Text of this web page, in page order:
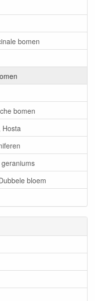
bomen
bomen
Hosta
bloem